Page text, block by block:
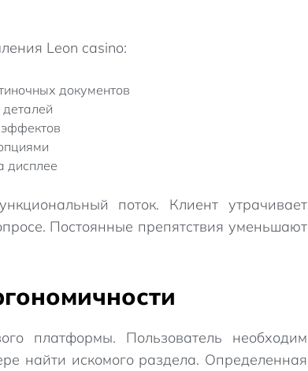
Leon casino:
документов
дисплее
поток. Клиент утрачивает
Постоянные препятствия уменьшают
платформы. Пользователь необходим
найти искомого раздела. Определенная